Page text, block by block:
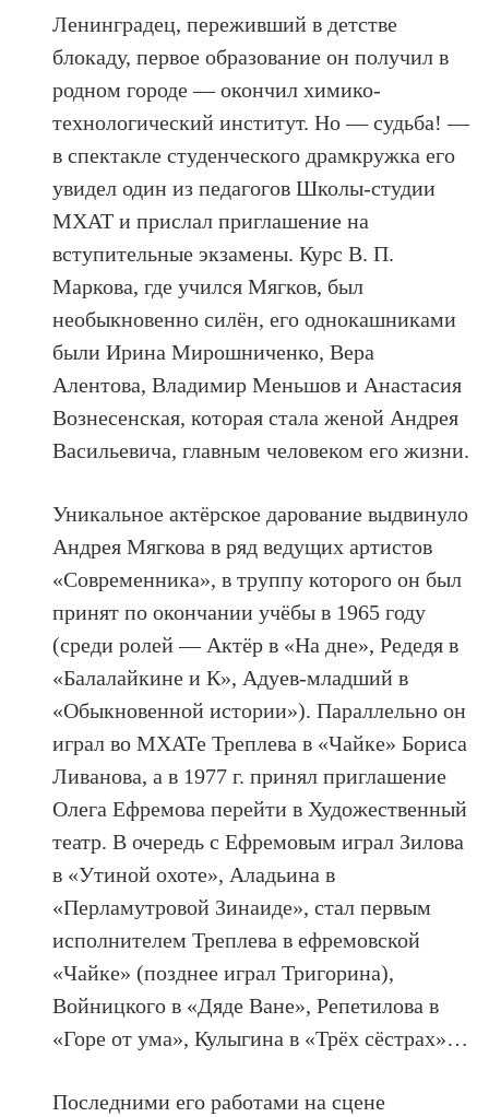
Ленинградец, переживший в детстве
блокаду, первое образование он получил в
родном городе — окончил химико-
технологический институт. Но — судьба! —
в спектакле студенческого драмкружка его
увидел один из педагогов Школы-студии
МХАТ и прислал приглашение на
вступительные экзамены. Курс В. П.
Маркова, где учился Мягков, был
необыкновенно силён, его однокашниками
были Ирина Мирошниченко, Вера
Алентова, Владимир Меньшов и Анастасия
Вознесенская, которая стала женой Андрея
Васильевича, главным человеком его жизни.
Уникальное актёрское дарование выдвинуло
Андрея Мягкова в ряд ведущих артистов
«Современника», в труппу которого он был
принят по окончании учёбы в 1965 году
(среди ролей — Актёр в «На дне», Редедя в
«Балалайкине и К», Адуев-младший в
«Обыкновенной истории»). Параллельно он
играл во МХАТе Треплева в «Чайке» Бориса
Ливанова, а в 1977 г. принял приглашение
Олега Ефремова перейти в Художественный
театр. В очередь с Ефремовым играл Зилова
в «Утиной охоте», Аладьина в
«Перламутровой Зинаиде», стал первым
исполнителем Треплева в ефремовской
«Чайке» (позднее играл Тригорина),
Войницкого в «Дяде Ване», Репетилова в
«Горе от ума», Кулыгина в «Трёх сёстрах»…
Последними его работами на сцене